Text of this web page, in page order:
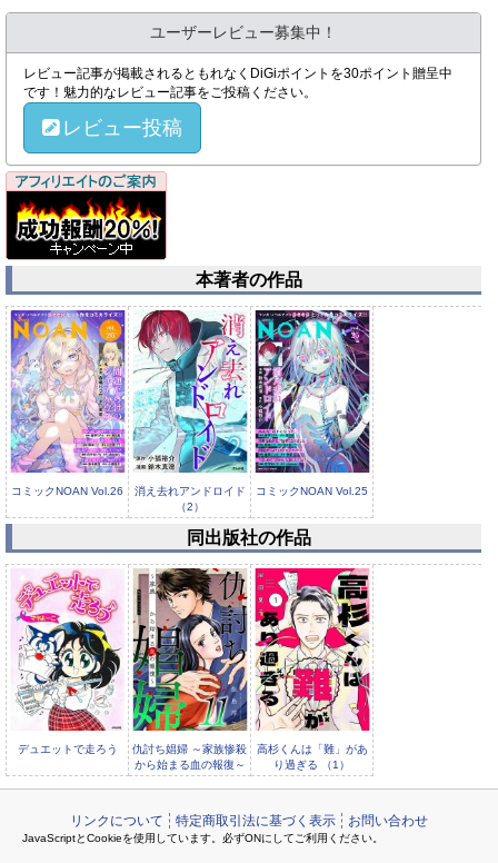
ユーザーレビュー募集中！
レビュー記事が掲載されるともれなくDiGiポイントを30ポイント贈呈中
です！魅力的なレビュー記事をご投稿ください。
レビュー投稿
本著者の作品
コミックNOAN Vol.26
消え去れアンドロイド
（2）
コミックNOAN Vol.25
消え去れアンドロイド
（分冊版） 【第14
同出版社の作品
デュエットで走ろう
仇討ち娼婦 ～家族惨殺
から始まる血の報復～
（11）
高杉くんは「難」があ
り過ぎる （1）
リンクについて 特定商取引法に基づく表示 お問い合わせ
JavaScriptとCookieを使用しています。必ずONにしてご利用ください。